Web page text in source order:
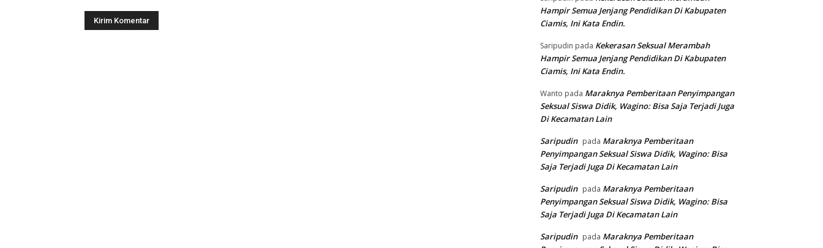
Hampir Semua Jenjang Pendidikan Di Kabupaten
Ciamis, Ini Kata Endin.
Saripudin pada Kekerasan Seksual Merambah
Hampir Semua Jenjang Pendidikan Di Kabupaten
Ciamis, Ini Kata Endin.
Wanto pada Maraknya Pemberitaan Penyimpangan
Seksual Siswa Didik, Wagino: Bisa Saja Terjadi Juga
Di Kecamatan Lain
Saripudin pada Maraknya Pemberitaan
Penyimpangan Seksual Siswa Didik, Wagino: Bisa
Saja Terjadi Juga Di Kecamatan Lain
Saripudin pada Maraknya Pemberitaan
Penyimpangan Seksual Siswa Didik, Wagino: Bisa
Saja Terjadi Juga Di Kecamatan Lain
Saripudin pada Maraknya Pemberitaan